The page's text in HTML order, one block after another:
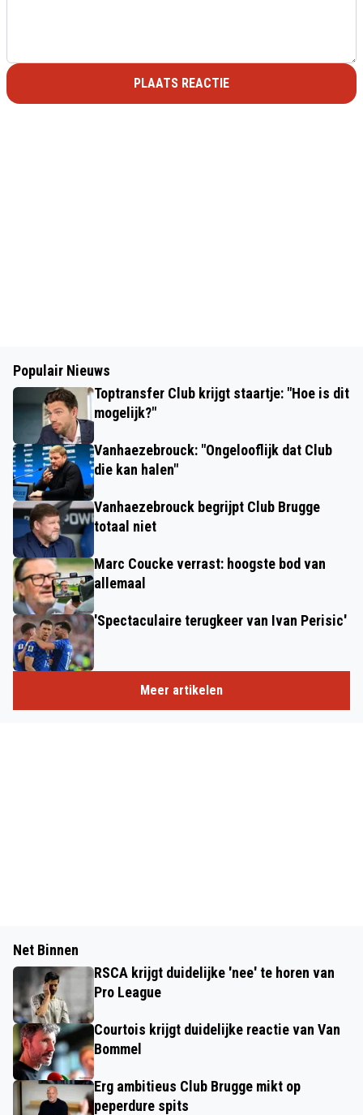
PLAATS REACTIE
Populair Nieuws
Toptransfer Club krijgt staartje: "Hoe is dit
mogelijk?"
Vanhaezebrouck: "Ongelooflijk dat Club
die kan halen"
Vanhaezebrouck begrijpt Club Brugge
totaal niet
Marc Coucke verrast: hoogste bod van
allemaal
'Spectaculaire terugkeer van Ivan Perisic'
Meer artikelen
Net Binnen
RSCA krijgt duidelijke 'nee' te horen van
Pro League
Courtois krijgt duidelijke reactie van Van
Bommel
Erg ambitieus Club Brugge mikt op
peperdure spits